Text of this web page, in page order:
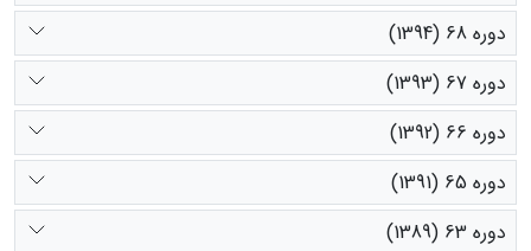
دوره 68 (1394)
دوره 67 (1393)
دوره 66 (1392)
دوره 65 (1391)
دوره 63 (1389)